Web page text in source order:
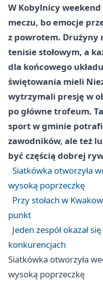
W Kobylnicy
meczu, bo emocje
z powrotem. Drużyny
tenisie stołowym, a
dla końcowego
świętowania mieli
wytrzymali presję w
po główne trofeum.
sport w gminie
zawodników, ale też
być częścią dobrej
Siatkówka otworzyła
wysoką poprzeczkę
Przy stołach w
punkt
Jeden zespół okazał
konkurencjach
Siatkówka otworzyła
wysoką poprzeczkę